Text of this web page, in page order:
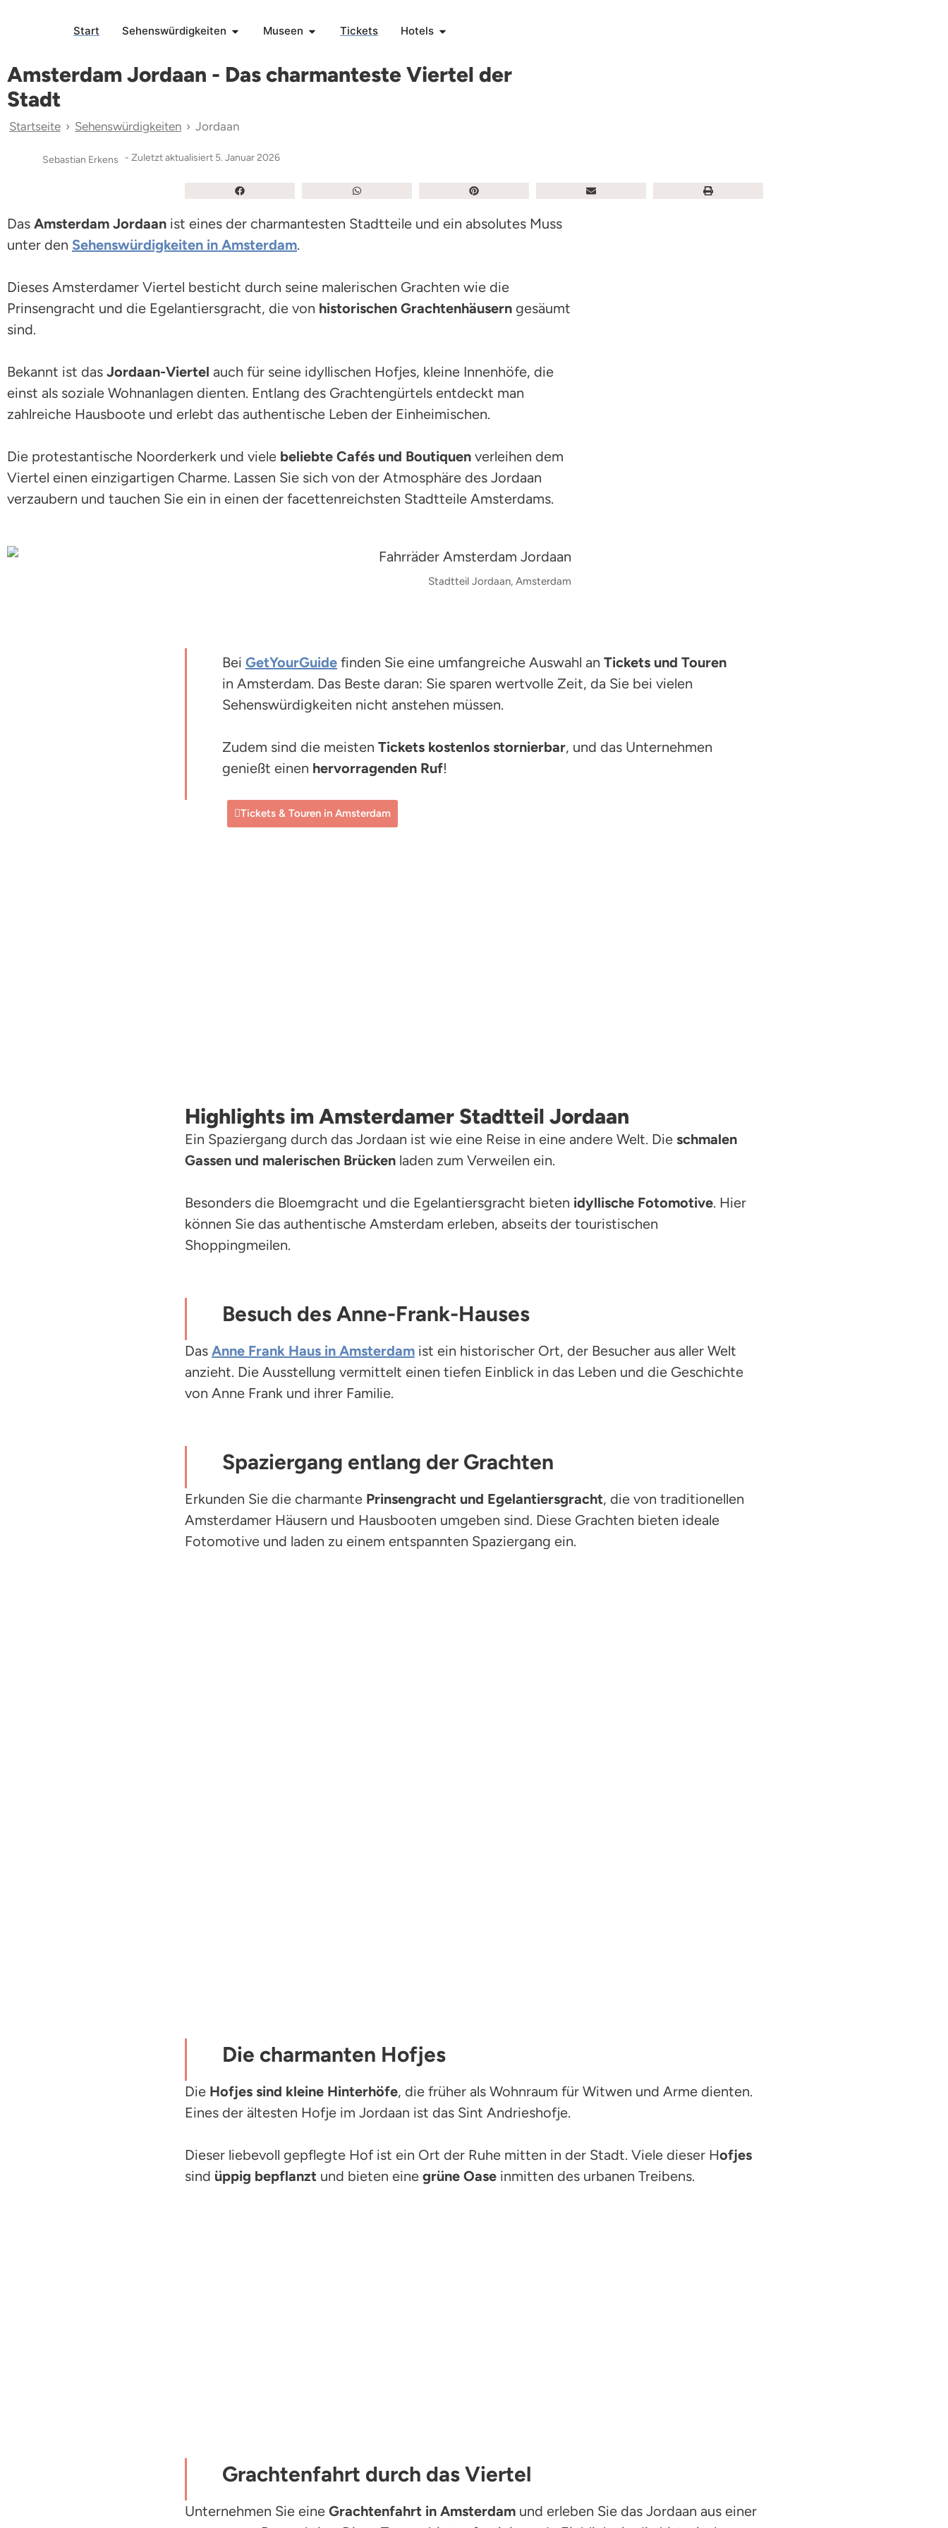
Start Sehenswürdigkeiten Museen Tickets Hotels
Amsterdam Jordaan - Das charmanteste Viertel der
Stadt
Startseite › Sehenswürdigkeiten › Jordaan
Sebastian Erkens - Zuletzt aktualisiert 5. Januar 2026
Das Amsterdam Jordaan ist eines der charmantesten Stadtteile und ein absolutes Muss
unter den Sehenswürdigkeiten in Amsterdam.
Dieses Amsterdamer Viertel besticht durch seine malerischen Grachten wie die
Prinsengracht und die Egelantiersgracht, die von historischen Grachtenhäusern gesäumt
sind.
Bekannt ist das Jordaan-Viertel auch für seine idyllischen Hofjes, kleine Innenhöfe, die
einst als soziale Wohnanlagen dienten. Entlang des Grachtengürtels entdeckt man
zahlreiche Hausboote und erlebt das authentische Leben der Einheimischen.
Die protestantische Noorderkerk und viele beliebte Cafés und Boutiquen verleihen dem
Viertel einen einzigartigen Charme. Lassen Sie sich von der Atmosphäre des Jordaan
verzaubern und tauchen Sie ein in einen der facettenreichsten Stadtteile Amsterdams.
Stadtteil Jordaan, Amsterdam
Bei GetYourGuide finden Sie eine umfangreiche Auswahl an Tickets und Touren
in Amsterdam. Das Beste daran: Sie sparen wertvolle Zeit, da Sie bei vielen
Sehenswürdigkeiten nicht anstehen müssen.
Zudem sind die meisten Tickets kostenlos stornierbar, und das Unternehmen
genießt einen hervorragenden Ruf!
Tickets & Touren in Amsterdam
Highlights im Amsterdamer Stadtteil Jordaan
Ein Spaziergang durch das Jordaan ist wie eine Reise in eine andere Welt. Die schmalen
Gassen und malerischen Brücken laden zum Verweilen ein.
Besonders die Bloemgracht und die Egelantiersgracht bieten idyllische Fotomotive. Hier
können Sie das authentische Amsterdam erleben, abseits der touristischen
Shoppingmeilen.
Besuch des Anne-Frank-Hauses
Das Anne Frank Haus in Amsterdam ist ein historischer Ort, der Besucher aus aller Welt
anzieht. Die Ausstellung vermittelt einen tiefen Einblick in das Leben und die Geschichte
von Anne Frank und ihrer Familie.
Spaziergang entlang der Grachten
Erkunden Sie die charmante Prinsengracht und Egelantiersgracht, die von traditionellen
Amsterdamer Häusern und Hausbooten umgeben sind. Diese Grachten bieten ideale
Fotomotive und laden zu einem entspannten Spaziergang ein.
Die charmanten Hofjes
Die Hofjes sind kleine Hinterhöfe, die früher als Wohnraum für Witwen und Arme dienten.
Eines der ältesten Hofje im Jordaan ist das Sint Andrieshofje.
Dieser liebevoll gepflegte Hof ist ein Ort der Ruhe mitten in der Stadt. Viele dieser Hofjes
sind üppig bepflanzt und bieten eine grüne Oase inmitten des urbanen Treibens.
Grachtenfahrt durch das Viertel
Unternehmen Sie eine Grachtenfahrt in Amsterdam und erleben Sie das Jordaan aus einer